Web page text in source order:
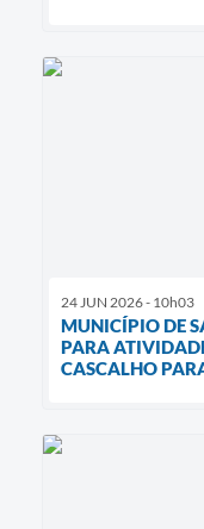
24 JUN 2026 - 10h03
MUNICÍPIO DE
PARA
CASCALHO